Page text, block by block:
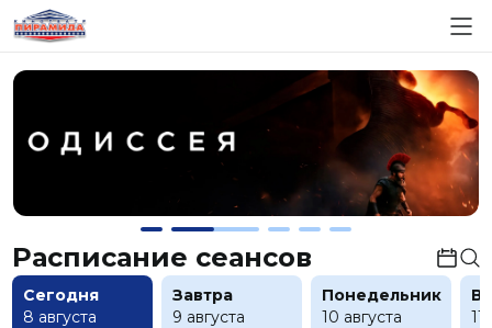
Расписание сеансов
Сегодня
8 августа
Завтра
9 августа
Понедельник
10 августа
11